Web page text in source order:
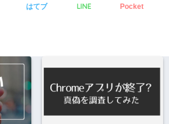
はてブ LINE Pocket